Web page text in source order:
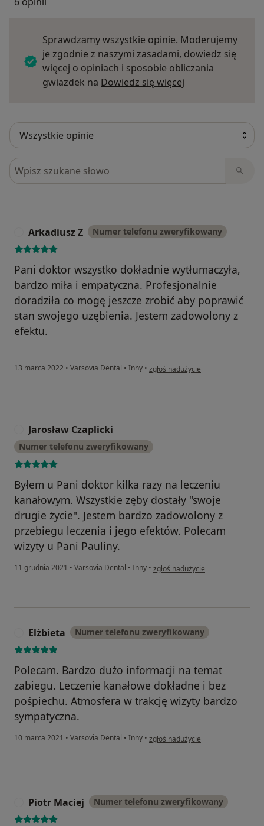
Sprawdzamy wszystkie opinie. Moderujemy
je zgodnie z naszymi zasadami, dowiedz się
więcej o opiniach i sposobie obliczania
gwiazdek na Dowiedz się więcej
Szukaj w opiniach
Arkadiusz Z Numer telefonu zweryfikowany
Pani doktor wszystko dokładnie wytłumaczyła,
bardzo miła i empatyczna. Profesjonalnie
doradziła co mogę jeszcze zrobić aby poprawić
stan swojego uzębienia. Jestem zadowolony z
efektu.
13 marca 2022 • Varsovia Dental • Inny • w opinii użytkownika Arkadiusz Z
zgłoś nadużycie
Jarosław Czaplicki
Numer telefonu zweryfikowany
Byłem u Pani doktor kilka razy na leczeniu
kanałowym. Wszystkie zęby dostały "swoje
drugie życie". Jestem bardzo zadowolony z
przebiegu leczenia i jego efektów. Polecam
wizyty u Pani Pauliny.
11 grudnia 2021 • Varsovia Dental • Inny • w opinii użytkownika Jarosław
zgłoś nadużycie
Elżbieta Numer telefonu zweryfikowany
Polecam. Bardzo dużo informacji na temat
zabiegu. Leczenie kanałowe dokładne i bez
pośpiechu. Atmosfera w trakcję wizyty bardzo
sympatyczna.
10 marca 2021 • Varsovia Dental • Inny • w opinii użytkownika Elżbieta
zgłoś nadużycie
Piotr Maciej Numer telefonu zweryfikowany